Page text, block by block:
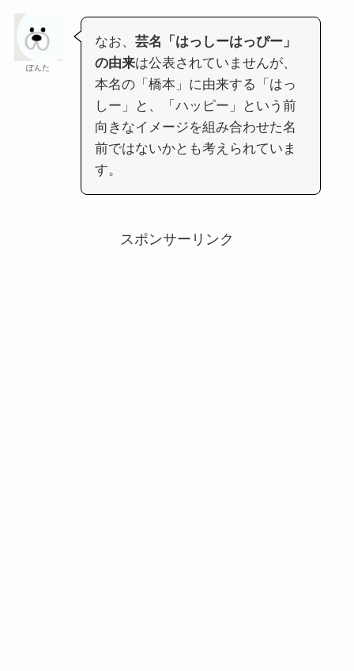
ぽんた
なお、 芸名「はっしーはっぴー」
の由来は公表されていませんが、
本名の「橋本」に由来する「はっ
しー」と、「ハッピー」という前
向きなイメージを組み合わせた名
前ではないかとも考えられていま
す。
スポンサーリンク